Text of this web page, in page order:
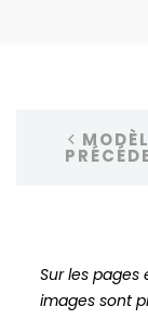
Sur les
images sont